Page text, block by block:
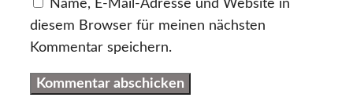
Name, E-Mail-Adresse und Website in
diesem Browser für meinen nächsten
Kommentar speichern.